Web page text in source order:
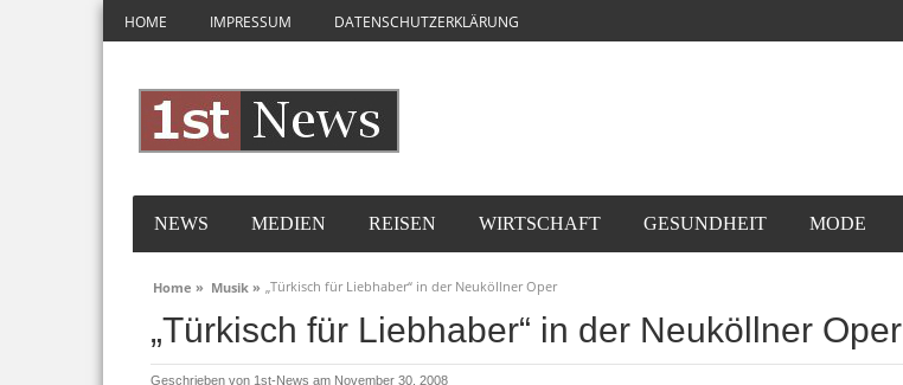
HOME IMPRESSUM DATENSCHUTZERKLÄRUNG
NEWS MEDIEN REISEN WIRTSCHAFT GESUNDHEIT MODE
Home » Musik » „Türkisch für Liebhaber“ in der Neuköllner Oper
„Türkisch für Liebhaber“ in der Neuköllner Oper
Geschrieben von 1st-News am November 30, 2008